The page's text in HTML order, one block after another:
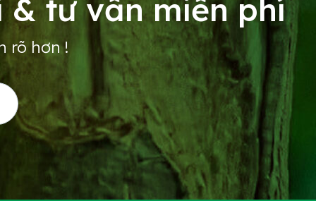
tư vấn miễn phí
rõ hơn !